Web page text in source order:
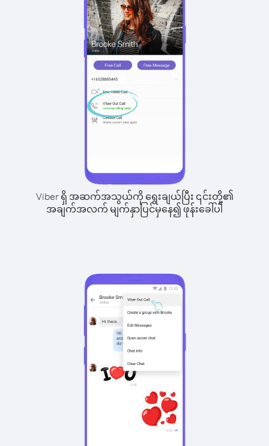
Viber ရှိ အဆက်အသွယ်ကို ရွေးချယ်ပြီး ၎င်းတို့၏
အချက်အလက် မျက်နှာပြင်မှနေ၍ ဖုန်းခေါ်ပါ